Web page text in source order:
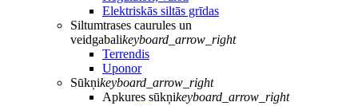
Elektriskās siltās grīdas
Siltumtrases caurules un
veidgabalikeyboard_arrow_right
Terrendis
Uponor
Sūkņikeyboard_arrow_right
Apkures sūkņikeyboard_arrow_right